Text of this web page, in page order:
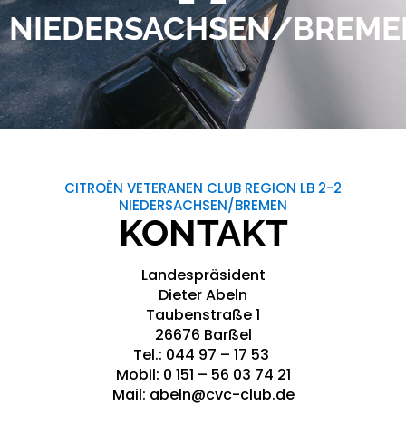
NIEDERSACHSEN/
CITROËN VETERANEN CLUB REGION LB 2-2
NIEDERSACHSEN/BREMEN
KONTAKT
Landespräsident
Dieter Abeln
Taubenstraße 1
26676 Barßel
Tel.: 044 97 – 17 53
Mobil: 0 151 – 56 03 74 21
Mail: abeln@cvc-club.de